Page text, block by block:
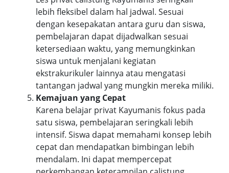
lebih fleksibel dalam hal jadwal. Sesuai
dengan kesepakatan antara guru dan siswa,
pembelajaran dapat dijadwalkan sesuai
ketersediaan waktu, yang memungkinkan
siswa untuk menjalani kegiatan
ekstrakurikuler lainnya atau mengatasi
tantangan jadwal yang mungkin mereka miliki.
Kemajuan yang Cepat
Karena belajar privat Kayumanis fokus pada
satu siswa, pembelajaran seringkali lebih
intensif. Siswa dapat memahami konsep lebih
cepat dan mendapatkan bimbingan lebih
mendalam. Ini dapat mempercepat